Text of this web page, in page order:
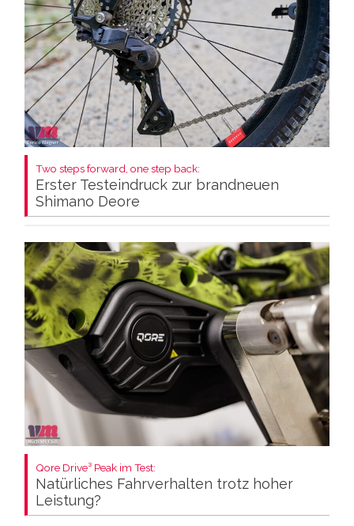
Two steps forward, one step back:
Erster Testeindruck zur brandneuen
Shimano Deore
Qore Drive³ Peak im Test:
Natürliches Fahrverhalten trotz hoher
Leistung?